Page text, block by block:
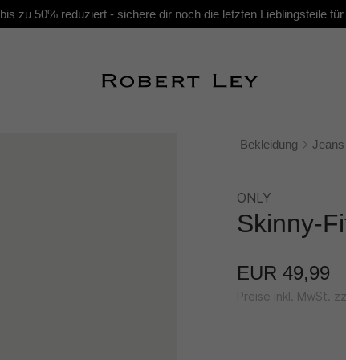
zu 50% reduziert - sichere dir noch die letzten Lieblingsteile
Bekleidung Jeans
ONLY
Skinny-
EUR 49,99
Preise inkl. MwSt.